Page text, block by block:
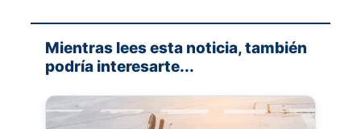
Mientras lees esta noticia, también
podría interesarte...